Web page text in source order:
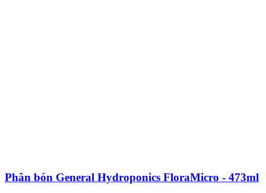
Phân bón General Hydroponics FloraMicro - 473ml